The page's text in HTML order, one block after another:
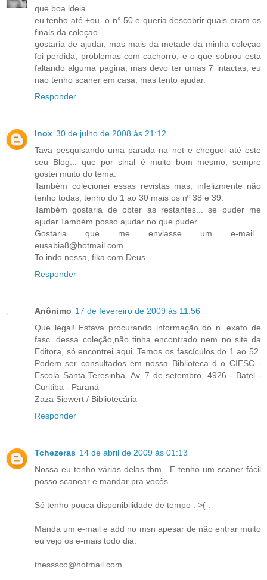
que boa ideia.
eu tenho até +ou- o n° 50 e queria descobrir quais eram os
finais da coleçao.
gostaria de ajudar, mas mais da metade da minha coleçao
foi perdida, problemas com cachorro, e o que sobrou esta
faltando alguma pagina, mas devo ter umas 7 intactas, eu
nao tenho scaner em casa, mas tento ajudar.
Responder
Inox 30 de julho de 2008 às 21:12
Tava pesquisando uma parada na net e cheguei até este
seu Blog... que por sinal é muito bom mesmo, sempre
gostei muito do tema.
Também colecionei essas revistas mas, infelizmente não
tenho todas, tenho do 1 ao 30 mais os nº 38 e 39.
Também gostaria de obter as restantes... se puder me
ajudar.Também posso ajudar no que puder.
Gostaria que me enviasse um e-mail...
eusabia8@hotmail.com
To indo nessa, fika com Deus
Responder
Anônimo 17 de fevereiro de 2009 às 11:56
Que legal! Estava procurando informação do n. exato de
fasc. dessa coleção,não tinha encontrado nem no site da
Editora, só encontrei aqui. Temos os fascículos do 1 ao 52.
Podem ser consultados em nossa Biblioteca d o CIESC -
Escola Santa Teresinha. Av. 7 de setembro, 4926 - Batel -
Curitiba - Paraná
Zaza Siewert / Bibliotecária
Responder
Tchezeras 14 de abril de 2009 às 01:13
Nossa eu tenho várias delas tbm . E tenho um scaner fácil
posso scanear e mandar pra vocês .
Só tenho pouca disponibilidade de tempo . >( .
Manda um e-mail e add no msn apesar de não entrar muito
eu vejo os e-mais todo dia.
thesssco@hotmail.com.